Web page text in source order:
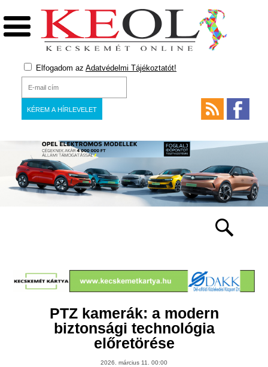
Elfogadom az Adatvédelmi Tájékoztatót!
PTZ kamerák: a modern
biztonsági technológia
előretörése
2026. március 11. 00:00